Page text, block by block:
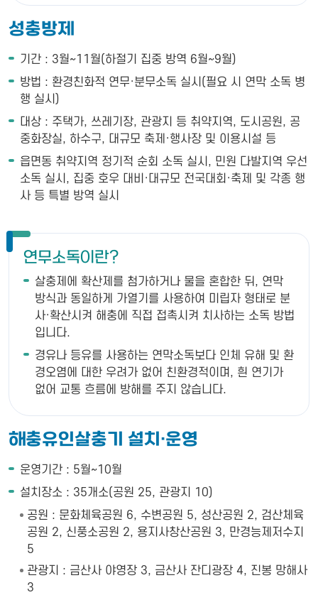
성충방제
기간 : 3월~11월(하절기 집중 방역 6월~9월)
방법 : 환경친화적 연무·분무소독 실시(필요 시 연막 소독 병
행 실시)
대상 : 주택가, 쓰레기장, 관광지 등 취약지역, 도시공원, 공
중화장실, 하수구, 대규모 축제·행사장 및 이용시설 등
읍면동 취약지역 정기적 순회 소독 실시, 민원 다발지역 우선
소독 실시, 집중 호우 대비·대규모 전국대회·축제 및 각종 행
사 등 특별 방역 실시
연무소독이란?
살충제에 확산제를 첨가하거나 물을 혼합한 뒤, 연막
방식과 동일하게 가열기를 사용하여 미립자 형태로 분
사·확산시켜 해충에 직접 접촉시켜 치사하는 소독 방법
입니다.
경유나 등유를 사용하는 연막소독보다 인체 유해 및 환
경오염에 대한 우려가 없어 친환경적이며, 흰 연기가
없어 교통 흐름에 방해를 주지 않습니다.
해충유인살충기 설치·운영
운영기간 : 5월~10월
설치장소 : 35개소(공원 25, 관광지 10)
공원 : 문화체육공원 6, 수변공원 5, 성산공원 2, 검산체육
공원 2, 신풍소공원 2, 용지사창산공원 3, 만경능제저수지
5
관광지 : 금산사 야영장 3, 금산사 잔디광장 4, 진봉 망해사
3